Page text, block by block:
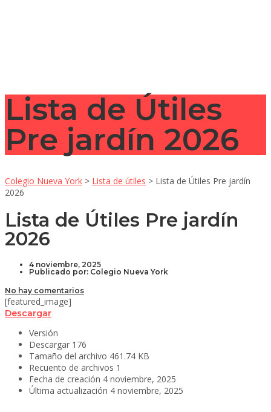
Lista de Útiles
Pre jardín 2026
Colegio Nueva York > Lista de útiles > Lista de Útiles Pre jardín
2026
Lista de Útiles Pre jardín
2026
4 noviembre, 2025
Publicado por: Colegio Nueva York
No hay comentarios
[featured_image]
Descargar
Versión
Descargar 176
Tamaño del archivo 461.74 KB
Recuento de archivos 1
Fecha de creación 4 noviembre, 2025
Última actualización 4 noviembre, 2025